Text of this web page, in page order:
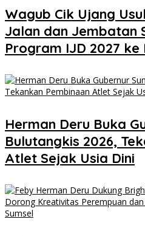
Wagub Cik Ujang
Jalan dan Jembatan
Program IJD 2027 ke
Herman Deru Buka
Bulutangkis 2026,
Atlet Sejak Usia Dini